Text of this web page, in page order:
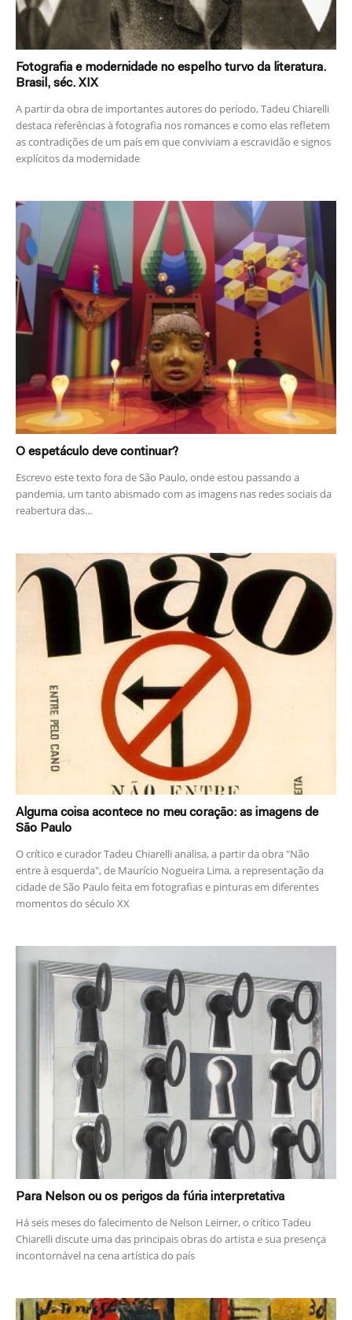
Fotografia e modernidade no espelho turvo da literatura.
Brasil, séc. XIX
A partir da obra de importantes autores do período, Tadeu Chiarelli
destaca referências à fotografia nos romances e como elas refletem
as contradições de um país em que conviviam a escravidão e signos
explícitos da modernidade
O espetáculo deve continuar?
Escrevo este texto fora de São Paulo, onde estou passando a
pandemia, um tanto abismado com as imagens nas redes sociais da
reabertura das...
Alguma coisa acontece no meu coração: as imagens de
São Paulo
O crítico e curador Tadeu Chiarelli analisa, a partir da obra "Não
entre à esquerda", de Maurício Nogueira Lima, a representação da
cidade de São Paulo feita em fotografias e pinturas em diferentes
momentos do século XX
Para Nelson ou os perigos da fúria interpretativa
Há seis meses do falecimento de Nelson Leirner, o crítico Tadeu
Chiarelli discute uma das principais obras do artista e sua presença
incontornável na cena artística do país